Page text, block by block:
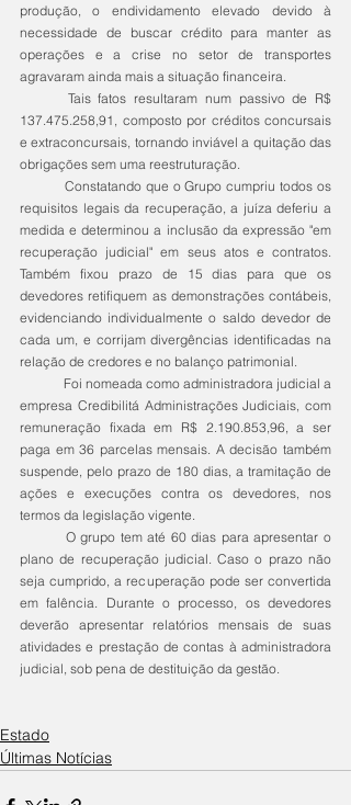
produção, o endividamento elevado devido à
necessidade de buscar crédito para manter as
operações e a crise no setor de transportes
agravaram ainda mais a situação financeira.
137.475.258,91, composto por créditos concursais
e extraconcursais, tornando inviável a quitação das
obrigações sem uma reestruturação.
requisitos legais da recuperação, a juíza deferiu a
medida e determinou a inclusão da expressão "em
recuperação judicial" em seus atos e contratos.
Também fixou prazo de 15 dias para que os
devedores retifiquem as demonstrações contábeis,
evidenciando individualmente o saldo devedor de
cada um, e corrijam divergências identificadas na
relação de credores e no balanço patrimonial.
empresa Credibilitá Administrações Judiciais, com
remuneração fixada em R$ 2.190.853,96, a ser
paga em 36 parcelas mensais. A decisão também
suspende, pelo prazo de 180 dias, a tramitação de
ações e execuções contra os devedores, nos
termos da legislação vigente.
plano de recuperação judicial. Caso o prazo não
seja cumprido, a recuperação pode ser convertida
em falência. Durante o processo, os devedores
deverão apresentar relatórios mensais de suas
atividades e prestação de contas à administradora
judicial, sob pena de destituição da gestão.
Estado
Últimas Notícias